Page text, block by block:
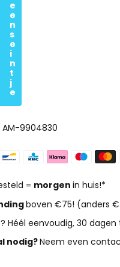
e
e
n
s
e
i
n
t
j
e
AM-9904830
= morgen in huis!*
boven €75! (anders
? Héél eenvoudig, 30
nodig?Neem even